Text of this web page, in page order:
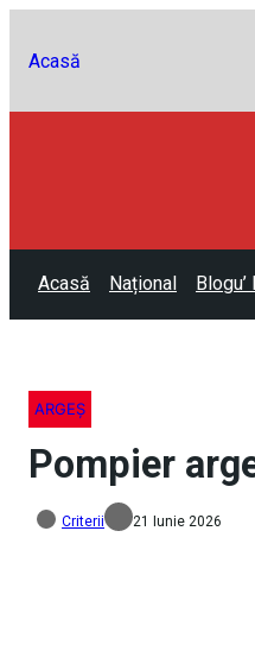
Acasă
Acasă Național Blogu’
ARGEȘ
Pompier
Criterii 21 Iunie 2026